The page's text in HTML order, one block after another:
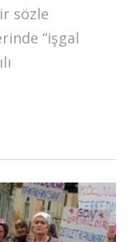
sözle
“işgal